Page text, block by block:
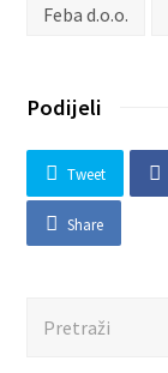
Feba d.o.o.
Podijeli
Tweet
Share